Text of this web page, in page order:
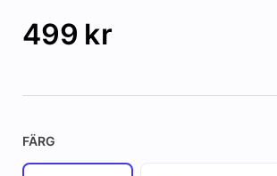
499 kr
FÄRG